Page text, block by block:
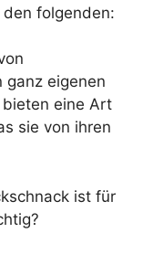
folgenden:
eigenen
eine Art
sie von ihren
ist für